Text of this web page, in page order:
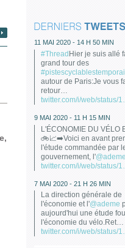
11 MAI 2020 - 14 H 50 MIN
#ThreadHier je suis allé
grand tour des
autour de Paris:Je vous
retour…
twitter.com/i/web/status/1…
9 MAI 2020 - 11 H 15 MIN
L'ÉCONOMIE DU VÉLO
🚲📈➡️Voici en avant
l'étude commandée par
gouvernement, l'@ademe
twitter.com/i/web/status/1…
7 MAI 2020 - 21 H 26 MIN
La direction générale de
l'économie et l'@ademe
aujourd'hui une étude
l'économie du vélo.Ret…
twitter.com/i/web/status/